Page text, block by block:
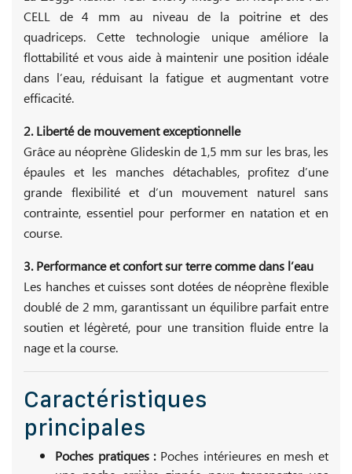
CELL de 4 mm au niveau de la poitrine et des
quadriceps. Cette technologie unique améliore la
flottabilité et vous aide à maintenir une position idéale
dans l’eau, réduisant la fatigue et augmentant votre
efficacité.
2. Liberté de mouvement exceptionnelle
Grâce au néoprène Glideskin de 1,5 mm sur les bras, les
épaules et les manches détachables, profitez d’une
grande flexibilité et d’un mouvement naturel sans
contrainte, essentiel pour performer en natation et en
course.
3. Performance et confort sur terre comme dans l’eau
Les hanches et cuisses sont dotées de néoprène flexible
doublé de 2 mm, garantissant un équilibre parfait entre
soutien et légèreté, pour une transition fluide entre la
nage et la course.
Caractéristiques
principales
Poches pratiques :Poches intérieures en mesh et